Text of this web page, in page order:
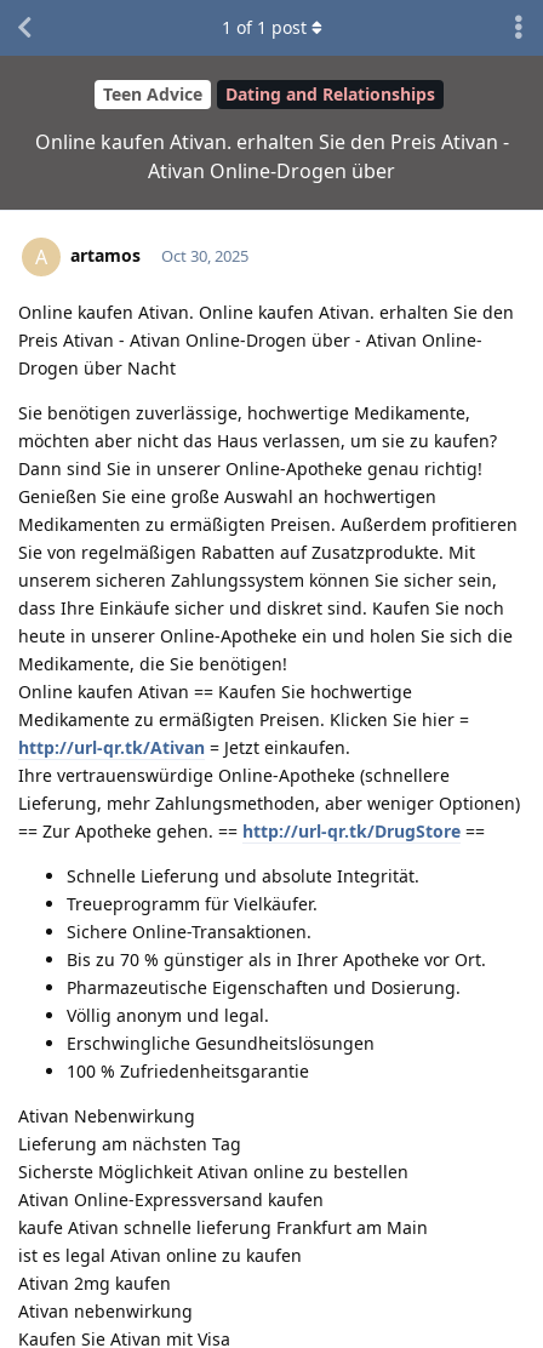
Teen Advice Dating and Relationships
Online kaufen Ativan. erhalten Sie den Preis Ativan -
Ativan Online-Drogen über
1 of 1 post
A artamos Oct 30, 2025
Online kaufen Ativan. Online kaufen Ativan. erhalten Sie den
Preis Ativan - Ativan Online-Drogen über - Ativan Online-
Drogen über Nacht
Sie benötigen zuverlässige, hochwertige Medikamente,
möchten aber nicht das Haus verlassen, um sie zu kaufen?
Dann sind Sie in unserer Online-Apotheke genau richtig!
Genießen Sie eine große Auswahl an hochwertigen
Medikamenten zu ermäßigten Preisen. Außerdem profitieren
Sie von regelmäßigen Rabatten auf Zusatzprodukte. Mit
unserem sicheren Zahlungssystem können Sie sicher sein,
dass Ihre Einkäufe sicher und diskret sind. Kaufen Sie noch
heute in unserer Online-Apotheke ein und holen Sie sich die
Medikamente, die Sie benötigen!
Online kaufen Ativan == Kaufen Sie hochwertige
Medikamente zu ermäßigten Preisen. Klicken Sie hier =
http://url-qr.tk/Ativan = Jetzt einkaufen.
Ihre vertrauenswürdige Online-Apotheke (schnellere
Lieferung, mehr Zahlungsmethoden, aber weniger Optionen)
== Zur Apotheke gehen. == http://url-qr.tk/DrugStore ==
Schnelle Lieferung und absolute Integrität.
Treueprogramm für Vielkäufer.
Sichere Online-Transaktionen.
Bis zu 70 % günstiger als in Ihrer Apotheke vor Ort.
Pharmazeutische Eigenschaften und Dosierung.
Völlig anonym und legal.
Erschwingliche Gesundheitslösungen
100 % Zufriedenheitsgarantie
Ativan Nebenwirkung
Lieferung am nächsten Tag
Sicherste Möglichkeit Ativan online zu bestellen
Ativan Online-Expressversand kaufen
kaufe Ativan schnelle lieferung Frankfurt am Main
ist es legal Ativan online zu kaufen
Ativan 2mg kaufen
Ativan nebenwirkung
Kaufen Sie Ativan mit Visa